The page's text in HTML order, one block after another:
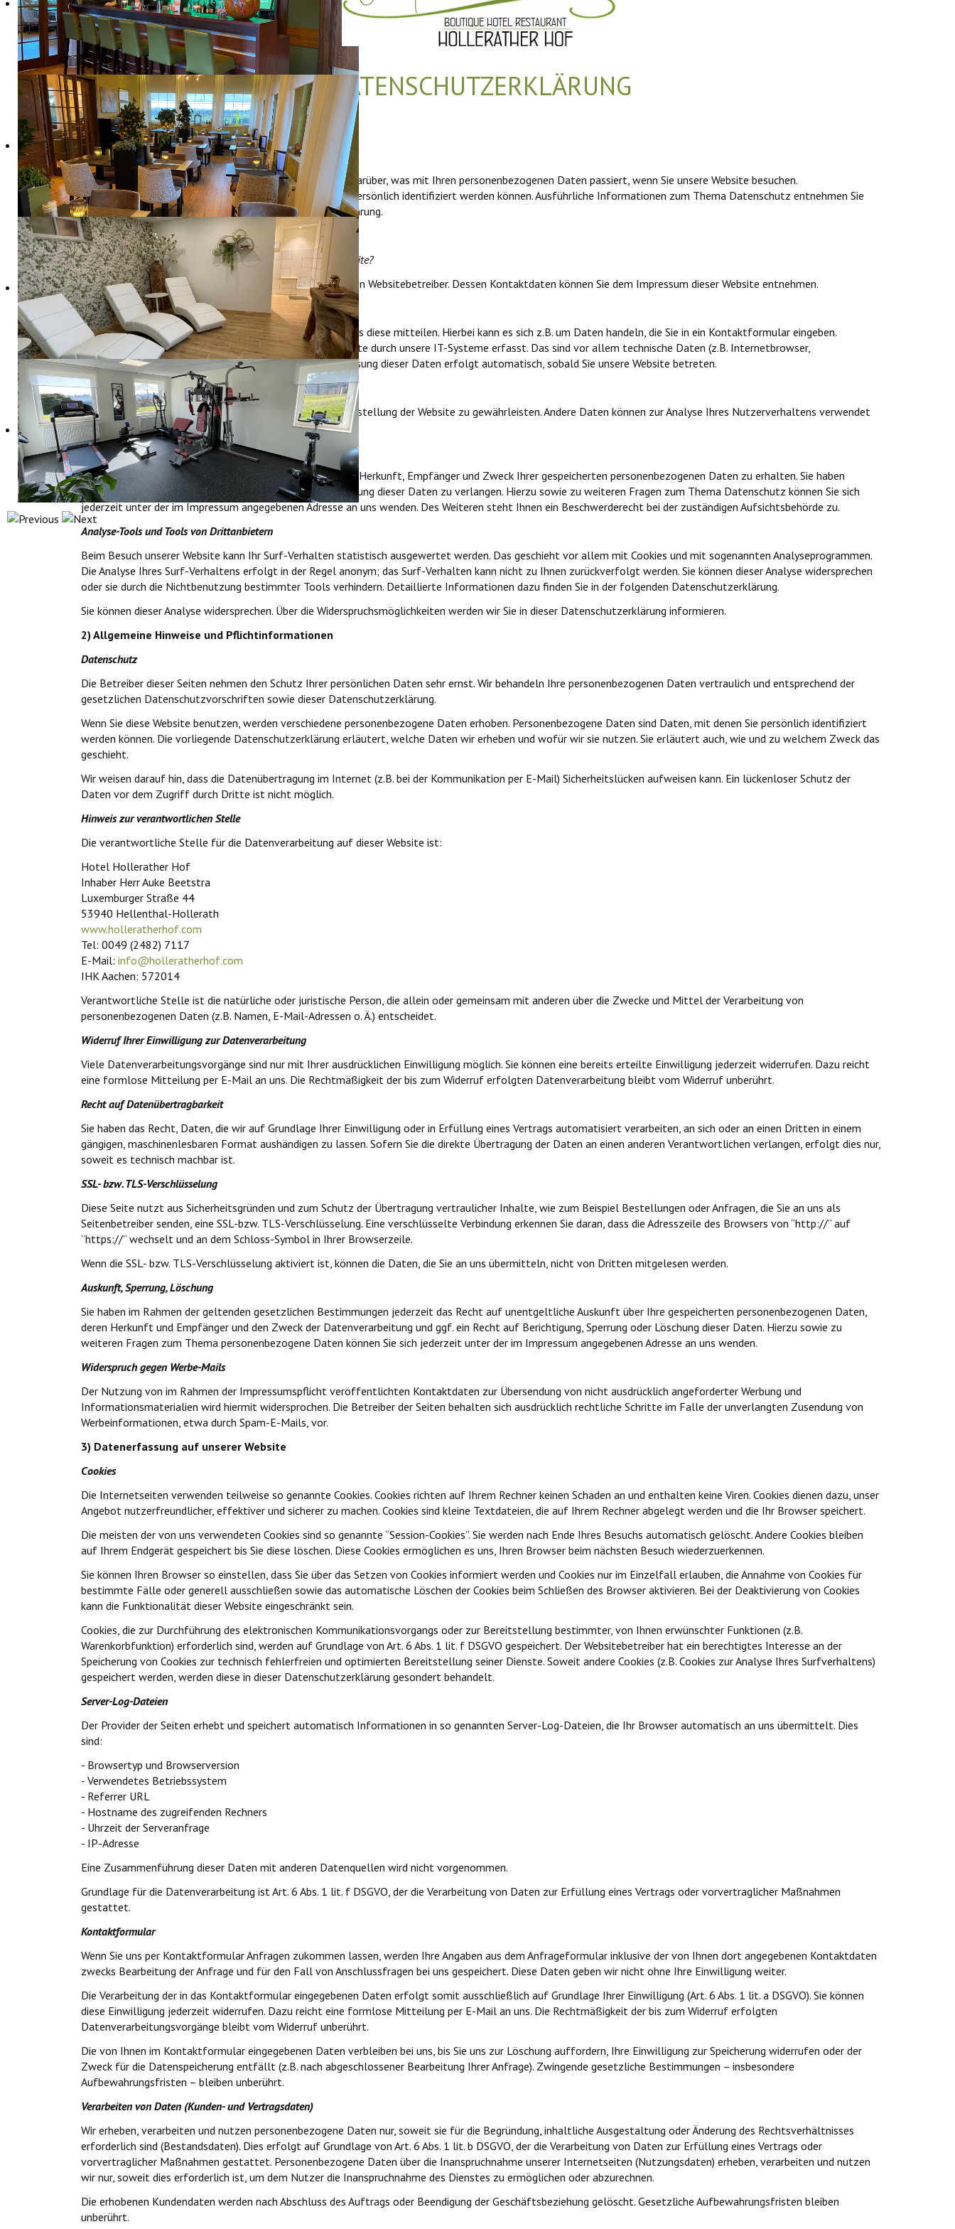
DATENSCHUTZERKLÄRUNG
1) Datenschutz auf einen Blick
Allgemeine Hinweise
Die folgenden Hinweise geben einen einfachen Überblick darüber, was mit Ihren personenbezogenen Daten passiert, wenn Sie unsere Website besuchen.
Personenbezogene Daten sind alle Daten, mit denen Sie persönlich identifiziert werden können. Ausführliche Informationen zum Thema Datenschutz entnehmen Sie
unserer unter diesem Text aufgeführten Datenschutzerklärung.
Datenerfassung auf unserer Website
Wer ist verantwortlich für die Datenerfassung auf dieser Website?
Die Datenverarbeitung auf dieser Website erfolgt durch den Websitebetreiber. Dessen Kontaktdaten können Sie dem Impressum dieser Website entnehmen.
Wie erfassen wir Ihre Daten?
Ihre Daten werden zum einen dadurch erhoben, dass Sie uns diese mitteilen. Hierbei kann es sich z.B. um Daten handeln, die Sie in ein Kontaktformular eingeben.
Andere Daten werden automatisch beim Besuch der Website durch unsere IT-Systeme erfasst. Das sind vor allem technische Daten (z.B. Internetbrowser,
Betriebssystem oder Uhrzeit des Seitenaufrufs). Die Erfassung dieser Daten erfolgt automatisch, sobald Sie unsere Website betreten.
Wofür nutzen wir Ihre Daten?
Ein Teil der Daten wird erhoben, um eine fehlerfreie Bereitstellung der Website zu gewährleisten. Andere Daten können zur Analyse Ihres Nutzerverhaltens verwendet
werden.
Welche Rechte haben Sie bezüglich Ihrer Daten?
Sie haben jederzeit das Recht unentgeltlich Auskunft über Herkunft, Empfänger und Zweck Ihrer gespeicherten personenbezogenen Daten zu erhalten. Sie haben
außerdem ein Recht, die Berichtigung, Sperrung oder Löschung dieser Daten zu verlangen. Hierzu sowie zu weiteren Fragen zum Thema Datenschutz können Sie sich
jederzeit unter der im Impressum angegebenen Adresse an uns wenden. Des Weiteren steht Ihnen ein Beschwerderecht bei der zuständigen Aufsichtsbehörde zu.
Analyse-Tools und Tools von Drittanbietern
Beim Besuch unserer Website kann Ihr Surf-Verhalten statistisch ausgewertet werden. Das geschieht vor allem mit Cookies und mit sogenannten Analyseprogrammen.
Die Analyse Ihres Surf-Verhaltens erfolgt in der Regel anonym; das Surf-Verhalten kann nicht zu Ihnen zurückverfolgt werden. Sie können dieser Analyse widersprechen
oder sie durch die Nichtbenutzung bestimmter Tools verhindern. Detaillierte Informationen dazu finden Sie in der folgenden Datenschutzerklärung.
Sie können dieser Analyse widersprechen. Über die Widerspruchsmöglichkeiten werden wir Sie in dieser Datenschutzerklärung informieren.
2) Allgemeine Hinweise und Pflichtinformationen
Datenschutz
Die Betreiber dieser Seiten nehmen den Schutz Ihrer persönlichen Daten sehr ernst. Wir behandeln Ihre personenbezogenen Daten vertraulich und entsprechend der
gesetzlichen Datenschutzvorschriften sowie dieser Datenschutzerklärung.
Wenn Sie diese Website benutzen, werden verschiedene personenbezogene Daten erhoben. Personenbezogene Daten sind Daten, mit denen Sie persönlich identifiziert
werden können. Die vorliegende Datenschutzerklärung erläutert, welche Daten wir erheben und wofür wir sie nutzen. Sie erläutert auch, wie und zu welchem Zweck das
geschieht.
Wir weisen darauf hin, dass die Datenübertragung im Internet (z.B. bei der Kommunikation per E-Mail) Sicherheitslücken aufweisen kann. Ein lückenloser Schutz der
Daten vor dem Zugriff durch Dritte ist nicht möglich.
Hinweis zur verantwortlichen Stelle
Die verantwortliche Stelle für die Datenverarbeitung auf dieser Website ist:
Hotel Hollerather Hof
Inhaber Herr Auke Beetstra
Luxemburger Straße 44
53940 Hellenthal-Hollerath
www.holleratherhof.com
Tel: 0049 (2482) 7117
E-Mail: info@holleratherhof.com
IHK Aachen: 572014
Verantwortliche Stelle ist die natürliche oder juristische Person, die allein oder gemeinsam mit anderen über die Zwecke und Mittel der Verarbeitung von
personenbezogenen Daten (z.B. Namen, E-Mail-Adressen o. Ä.) entscheidet.
Widerruf Ihrer Einwilligung zur Datenverarbeitung
Viele Datenverarbeitungsvorgänge sind nur mit Ihrer ausdrücklichen Einwilligung möglich. Sie können eine bereits erteilte Einwilligung jederzeit widerrufen. Dazu reicht
eine formlose Mitteilung per E-Mail an uns. Die Rechtmäßigkeit der bis zum Widerruf erfolgten Datenverarbeitung bleibt vom Widerruf unberührt.
Recht auf Datenübertragbarkeit
Sie haben das Recht, Daten, die wir auf Grundlage Ihrer Einwilligung oder in Erfüllung eines Vertrags automatisiert verarbeiten, an sich oder an einen Dritten in einem
gängigen, maschinenlesbaren Format aushändigen zu lassen. Sofern Sie die direkte Übertragung der Daten an einen anderen Verantwortlichen verlangen, erfolgt dies nur,
soweit es technisch machbar ist.
SSL- bzw. TLS-Verschlüsselung
Diese Seite nutzt aus Sicherheitsgründen und zum Schutz der Übertragung vertraulicher Inhalte, wie zum Beispiel Bestellungen oder Anfragen, die Sie an uns als
Seitenbetreiber senden, eine SSL-bzw. TLS-Verschlüsselung. Eine verschlüsselte Verbindung erkennen Sie daran, dass die Adresszeile des Browsers von “http://” auf
“https://” wechselt und an dem Schloss-Symbol in Ihrer Browserzeile.
Wenn die SSL- bzw. TLS-Verschlüsselung aktiviert ist, können die Daten, die Sie an uns übermitteln, nicht von Dritten mitgelesen werden.
Auskunft, Sperrung, Löschung
Sie haben im Rahmen der geltenden gesetzlichen Bestimmungen jederzeit das Recht auf unentgeltliche Auskunft über Ihre gespeicherten personenbezogenen Daten,
deren Herkunft und Empfänger und den Zweck der Datenverarbeitung und ggf. ein Recht auf Berichtigung, Sperrung oder Löschung dieser Daten. Hierzu sowie zu
weiteren Fragen zum Thema personenbezogene Daten können Sie sich jederzeit unter der im Impressum angegebenen Adresse an uns wenden.
Widerspruch gegen Werbe-Mails
Der Nutzung von im Rahmen der Impressumspflicht veröffentlichten Kontaktdaten zur Übersendung von nicht ausdrücklich angeforderter Werbung und
Informationsmaterialien wird hiermit widersprochen. Die Betreiber der Seiten behalten sich ausdrücklich rechtliche Schritte im Falle der unverlangten Zusendung von
Werbeinformationen, etwa durch Spam-E-Mails, vor.
3) Datenerfassung auf unserer Website
Cookies
Die Internetseiten verwenden teilweise so genannte Cookies. Cookies richten auf Ihrem Rechner keinen Schaden an und enthalten keine Viren. Cookies dienen dazu, unser
Angebot nutzerfreundlicher, effektiver und sicherer zu machen. Cookies sind kleine Textdateien, die auf Ihrem Rechner abgelegt werden und die Ihr Browser speichert.
Die meisten der von uns verwendeten Cookies sind so genannte “Session-Cookies”. Sie werden nach Ende Ihres Besuchs automatisch gelöscht. Andere Cookies bleiben
auf Ihrem Endgerät gespeichert bis Sie diese löschen. Diese Cookies ermöglichen es uns, Ihren Browser beim nächsten Besuch wiederzuerkennen.
Sie können Ihren Browser so einstellen, dass Sie über das Setzen von Cookies informiert werden und Cookies nur im Einzelfall erlauben, die Annahme von Cookies für
bestimmte Fälle oder generell ausschließen sowie das automatische Löschen der Cookies beim Schließen des Browser aktivieren. Bei der Deaktivierung von Cookies
kann die Funktionalität dieser Website eingeschränkt sein.
Cookies, die zur Durchführung des elektronischen Kommunikationsvorgangs oder zur Bereitstellung bestimmter, von Ihnen erwünschter Funktionen (z.B.
Warenkorbfunktion) erforderlich sind, werden auf Grundlage von Art. 6 Abs. 1 lit. f DSGVO gespeichert. Der Websitebetreiber hat ein berechtigtes Interesse an der
Speicherung von Cookies zur technisch fehlerfreien und optimierten Bereitstellung seiner Dienste. Soweit andere Cookies (z.B. Cookies zur Analyse Ihres Surfverhaltens)
gespeichert werden, werden diese in dieser Datenschutzerklärung gesondert behandelt.
Server-Log-Dateien
Der Provider der Seiten erhebt und speichert automatisch Informationen in so genannten Server-Log-Dateien, die Ihr Browser automatisch an uns übermittelt. Dies
sind:
- Browsertyp und Browserversion
- Verwendetes Betriebssystem
- Referrer URL
- Hostname des zugreifenden Rechners
- Uhrzeit der Serveranfrage
- IP-Adresse
Eine Zusammenführung dieser Daten mit anderen Datenquellen wird nicht vorgenommen.
Grundlage für die Datenverarbeitung ist Art. 6 Abs. 1 lit. f DSGVO, der die Verarbeitung von Daten zur Erfüllung eines Vertrags oder vorvertraglicher Maßnahmen
gestattet.
Kontaktformular
Wenn Sie uns per Kontaktformular Anfragen zukommen lassen, werden Ihre Angaben aus dem Anfrageformular inklusive der von Ihnen dort angegebenen Kontaktdaten
zwecks Bearbeitung der Anfrage und für den Fall von Anschlussfragen bei uns gespeichert. Diese Daten geben wir nicht ohne Ihre Einwilligung weiter.
Die Verarbeitung der in das Kontaktformular eingegebenen Daten erfolgt somit ausschließlich auf Grundlage Ihrer Einwilligung (Art. 6 Abs. 1 lit. a DSGVO). Sie können
diese Einwilligung jederzeit widerrufen. Dazu reicht eine formlose Mitteilung per E-Mail an uns. Die Rechtmäßigkeit der bis zum Widerruf erfolgten
Datenverarbeitungsvorgänge bleibt vom Widerruf unberührt.
Die von Ihnen im Kontaktformular eingegebenen Daten verbleiben bei uns, bis Sie uns zur Löschung auffordern, Ihre Einwilligung zur Speicherung widerrufen oder der
Zweck für die Datenspeicherung entfällt (z.B. nach abgeschlossener Bearbeitung Ihrer Anfrage). Zwingende gesetzliche Bestimmungen – insbesondere
Aufbewahrungsfristen – bleiben unberührt.
Verarbeiten von Daten (Kunden- und Vertragsdaten)
Wir erheben, verarbeiten und nutzen personenbezogene Daten nur, soweit sie für die Begründung, inhaltliche Ausgestaltung oder Änderung des Rechtsverhältnisses
erforderlich sind (Bestandsdaten). Dies erfolgt auf Grundlage von Art. 6 Abs. 1 lit. b DSGVO, der die Verarbeitung von Daten zur Erfüllung eines Vertrags oder
vorvertraglicher Maßnahmen gestattet. Personenbezogene Daten über die Inanspruchnahme unserer Internetseiten (Nutzungsdaten) erheben, verarbeiten und nutzen
wir nur, soweit dies erforderlich ist, um dem Nutzer die Inanspruchnahme des Dienstes zu ermöglichen oder abzurechnen.
Die erhobenen Kundendaten werden nach Abschluss des Auftrags oder Beendigung der Geschäftsbeziehung gelöscht. Gesetzliche Aufbewahrungsfristen bleiben
unberührt.